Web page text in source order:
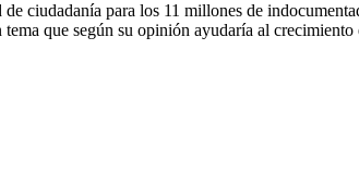
ciudadanía para los 11 millones de
que según su opinión ayudaría al